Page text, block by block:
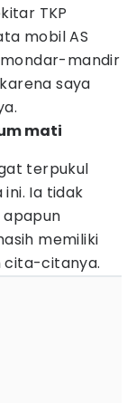
TKP
mobil AS
mandir
saya
mati
terpukul
Ia tidak
apapun
memiliki
cita-citanya.